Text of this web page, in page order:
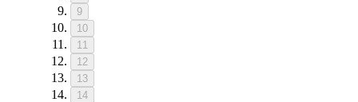
9
10
11
12
13
14